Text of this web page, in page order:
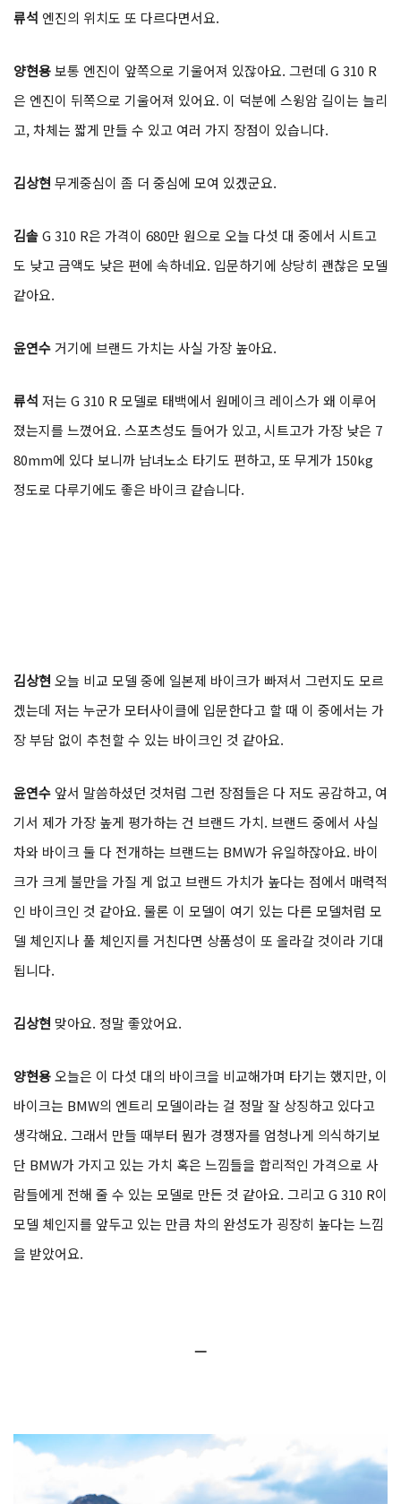
류석 엔진의 위치도 또 다르다면서요.
양현용보통 엔진이 앞쪽으로 기울어져 있잖아요. 그런데 G 310 R
은 엔진이 뒤쪽으로 기울어져 있어요. 이 덕분에 스윙암 길이는 늘리
고, 차체는 짧게 만들 수 있고 여러 가지 장점이 있습니다.
김상현 무게중심이 좀 더 중심에 모여 있겠군요.
김솔G 310 R은 가격이 680만 원으로 오늘 다섯 대 중에서 시트고
도 낮고 금액도 낮은 편에 속하네요. 입문하기에 상당히 괜찮은 모델
같아요.
윤연수 거기에 브랜드 가치는 사실 가장 높아요.
류석 저는 G 310 R 모델로 태백에서 원메이크 레이스가 왜 이루어
졌는지를 느꼈어요. 스포츠성도 들어가 있고, 시트고가 가장 낮은 7
80mm에 있다 보니까 남녀노소 타기도 편하고, 또 무게가 150kg
정도로 다루기에도 좋은 바이크 같습니다.
김상현 오늘 비교 모델 중에 일본제 바이크가 빠져서 그런지도 모르
겠는데 저는 누군가 모터사이클에 입문한다고 할 때 이 중에서는 가
장 부담 없이 추천할 수 있는 바이크인 것 같아요.
윤연수 앞서 말씀하셨던 것처럼 그런 장점들은 다 저도 공감하고, 여
기서 제가 가장 높게 평가하는 건 브랜드 가치. 브랜드 중에서 사실
차와 바이크 둘 다 전개하는 브랜드는 BMW가 유일하잖아요. 바이
크가 크게 불만을 가질 게 없고 브랜드 가치가 높다는 점에서 매력적
인 바이크인 것 같아요. 물론 이 모델이 여기 있는 다른 모델처럼 모
델 체인지나 풀 체인지를 거친다면 상품성이 또 올라갈 것이라 기대
됩니다.
김상현 맞아요. 정말 좋았어요.
양현용오늘은 이 다섯 대의 바이크을 비교해가며 타기는 했지만, 이
바이크는 BMW의 엔트리 모델이라는 걸 정말 잘 상징하고 있다고
생각해요. 그래서 만들 때부터 뭔가 경쟁자를 엄청나게 의식하기보
단 BMW가 가지고 있는 가치 혹은 느낌들을 합리적인 가격으로 사
람들에게 전해 줄 수 있는 모델로 만든 것 같아요. 그리고 G 310 R이
모델 체인지를 앞두고 있는 만큼 차의 완성도가 굉장히 높다는 느낌
을 받았어요.
ㅡ